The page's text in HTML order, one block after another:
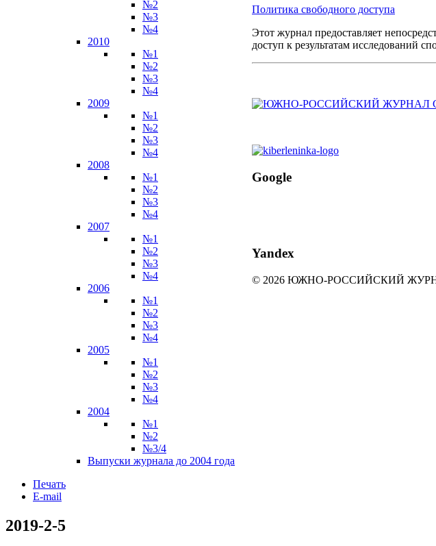
№2
№3
№4
2010
№1
№2
№3
№4
2009
№1
№2
№3
№4
2008
№1
№2
№3
№4
2007
№1
№2
№3
№4
2006
№1
№2
№3
№4
2005
№1
№2
№3
№4
2004
№1
№2
№3/4
Выпуски журнала до 2004 года
Печать
E-mail
2019-2-5
Политика свободного доступа
Этот журнал предоставляет
доступ к результатам исследований
Google
Yandex
© 2026 ЮЖНО-РОССИЙСКИЙ